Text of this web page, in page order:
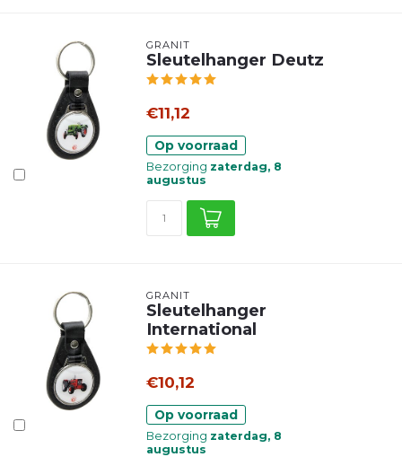
GRANIT
Sleutelhanger Deutz
€11,12
Op voorraad
Bezorging zaterdag, 8
augustus
GRANIT
Sleutelhanger
International
€10,12
Op voorraad
Bezorging zaterdag, 8
augustus